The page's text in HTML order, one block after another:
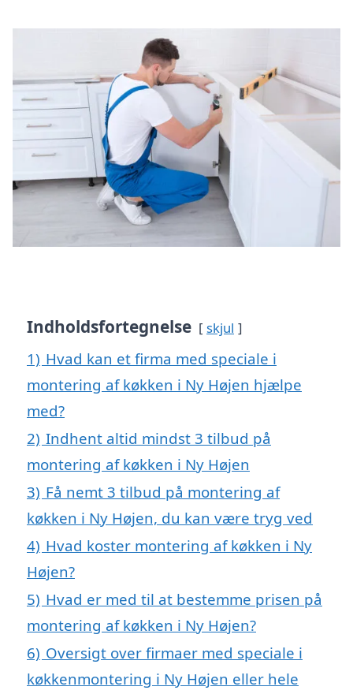
Indholdsfortegnelse skjul
1) Hvad kan et firma med speciale i
montering af køkken i Ny Højen hjælpe
med?
2) Indhent altid mindst 3 tilbud på
montering af køkken i Ny Højen
3) Få nemt 3 tilbud på montering af
køkken i Ny Højen, du kan være tryg ved
4) Hvad koster montering af køkken i Ny
Højen?
5) Hvad er med til at bestemme prisen på
montering af køkken i Ny Højen?
6) Oversigt over firmaer med speciale i
køkkenmontering i Ny Højen eller hele